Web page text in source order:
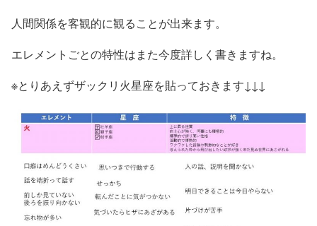
人間関係を客観的に観ることが出来ます。
エレメントごとの特性はまた今度詳しく書きますね。
※とりあえずザックリ火星座を貼っておきます↓↓↓